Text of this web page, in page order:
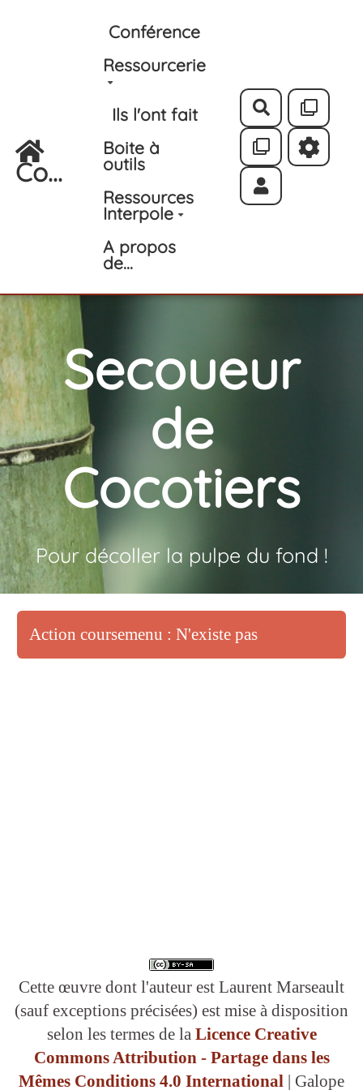
Aller au contenu principal
Co...
Conférence
Ressourcerie
Ils l'ont fait
Boite à
outils
Ressources
Interpole
A propos
de...
Rechercher
Secoueur
de
Cocotiers
Pour décoller la pulpe du fond !
Action coursemenu : N'existe pas
Cette œuvre dont l'auteur est Laurent Marseault
(sauf exceptions précisées) est mise à disposition
selon les termes de la Licence Creative
Commons Attribution - Partage dans les
Mêmes Conditions 4.0 International | Galope